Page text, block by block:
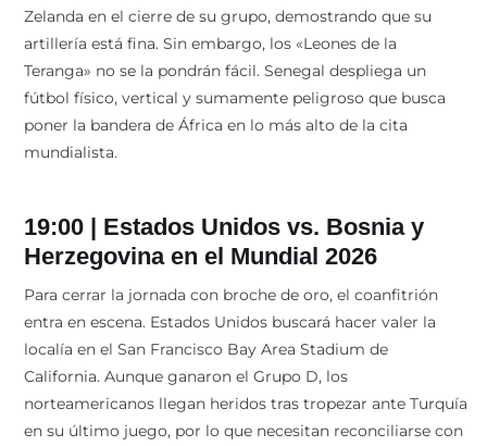
Zelanda en el cierre de su grupo, demostrando que su
artillería está fina. Sin embargo, los «Leones de la
Teranga» no se la pondrán fácil. Senegal despliega un
fútbol físico, vertical y sumamente peligroso que busca
poner la bandera de África en lo más alto de la cita
mundialista.
19:00 | Estados Unidos vs. Bosnia y
Herzegovina en el Mundial 2026
Para cerrar la jornada con broche de oro, el coanfitrión
entra en escena. Estados Unidos buscará hacer valer la
localía en el San Francisco Bay Area Stadium de
California. Aunque ganaron el Grupo D, los
norteamericanos llegan heridos tras tropezar ante Turquía
en su último juego, por lo que necesitan reconciliarse con